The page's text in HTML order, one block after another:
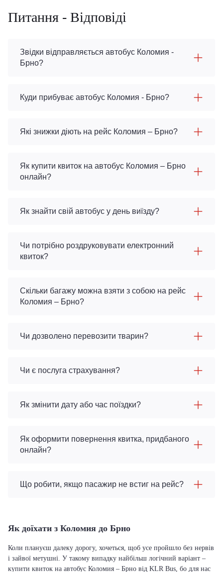
Питання - Відповіді
Звідки відправляється автобус Коломия -
Брно?
Куди прибуває автобус Коломия - Брно?
Які знижки діють на рейс Коломия – Брно?
Як купити квиток на автобус Коломия – Брно
онлайн?
Як знайти свій автобус у день виїзду?
Чи потрібно роздруковувати електронний
квиток?
Скільки багажу можна взяти з собою на рейс
Коломия – Брно?
Чи дозволено перевозити тварин?
Чи є послуга страхування?
Як змінити дату або час поїздки?
Як оформити повернення квитка, придбаного
онлайн?
Що робити, якщо пасажир не встиг на рейс?
Як доїхати з Коломия до Брно
Коли плануєш далеку дорогу, хочеться, щоб усе пройшло без нервів
і зайвої метушні. У такому випадку найбільш логічний варіант –
купити квиток на автобус Коломия – Брно від KLR Bus, бо для нас